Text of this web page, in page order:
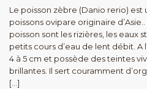
Le poisson zèbre (Danio rerio) est
poissons ovipare originaire
poisson sont les rizières, les eaux
petits cours d’eau de lent débit. A
4 à 5 cm et possède des teintes
brillantes. Il sert couramment
[…]